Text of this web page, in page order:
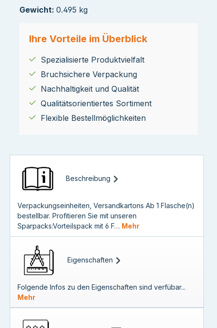
Gewicht: 0.495 kg
Ihre Vorteile im Überblick
Spezialisierte Produktvielfalt
Bruchsichere Verpackung
Nachhaltigkeit und Qualität
Qualitätsorientiertes Sortiment
Flexible Bestellmöglichkeiten
Beschreibung
Verpackungseinheiten, Versandkartons Ab 1 Flasche(n)
bestellbar. Profitieren Sie mit unseren
Sparpacks:Vorteilspack mit 6 F… Mehr
Eigenschaften
Folgende Infos zu den Eigenschaften sind verfübar...
Mehr